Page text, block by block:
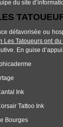
du site
défavorisée ou
Les Tatoueurs ont
En guise
Ink
Tattoo Ink
Bourges